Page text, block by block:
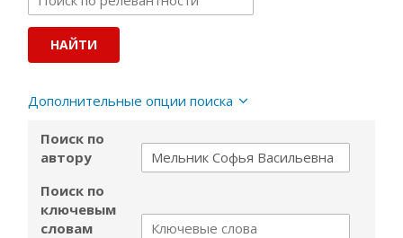
Дополнительные опции поиска
Поиск по
автору
Поиск по
ключевым
словам